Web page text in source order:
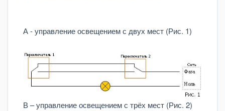
А - управление освещением с двух мест (Рис. 1)
В – управление освещением с трёх мест (Рис. 2)